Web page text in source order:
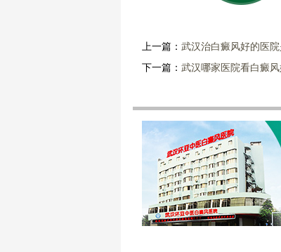
上一篇： 武汉治白癜风好的医
下一篇： 武汉哪家医院看白癜